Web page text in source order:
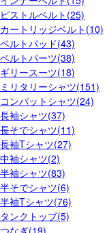
ピストルベルト(25)
カートリッジベルト(10)
ベルトパッド(43)
ベルトパーツ(38)
ギリースーツ(18)
ミリタリーシャツ(151)
コンバットシャツ(24)
長袖シャツ(37)
長そでシャツ(11)
長袖Tシャツ(27)
中袖シャツ(2)
半袖シャツ(83)
半そでシャツ(6)
半袖Tシャツ(76)
タンクトップ(5)